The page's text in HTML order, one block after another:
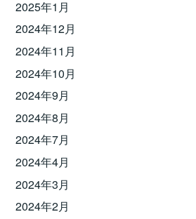
2025年1月
2024年12月
2024年11月
2024年10月
2024年9月
2024年8月
2024年7月
2024年4月
2024年3月
2024年2月